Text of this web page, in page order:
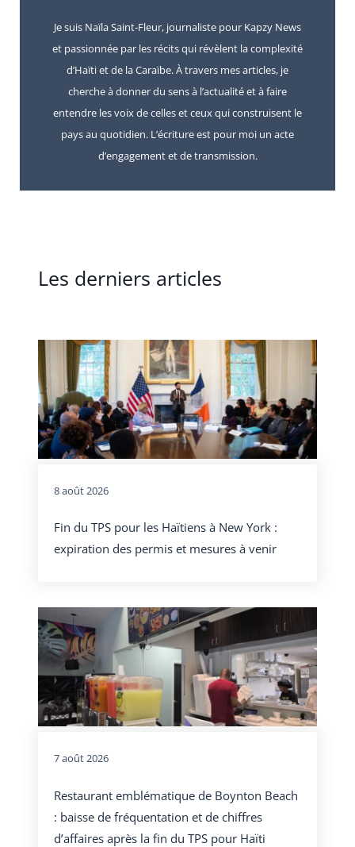
Je suis Naïla Saint-Fleur, journaliste pour Kapzy News
et passionnée par les récits qui révèlent la complexité
d’Haïti et de la Caraïbe. À travers mes articles, je
cherche à donner du sens à l’actualité et à faire
entendre les voix de celles et ceux qui construisent le
pays au quotidien. L’écriture est pour moi un acte
d’engagement et de transmission.
Les derniers articles
8 août 2026
Fin du TPS pour les Haïtiens à New York :
expiration des permis et mesures à venir
7 août 2026
Restaurant emblématique de Boynton Beach
: baisse de fréquentation et de chiffres
d’affaires après la fin du TPS pour Haïti